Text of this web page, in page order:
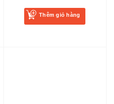
Thêm giỏ hàng